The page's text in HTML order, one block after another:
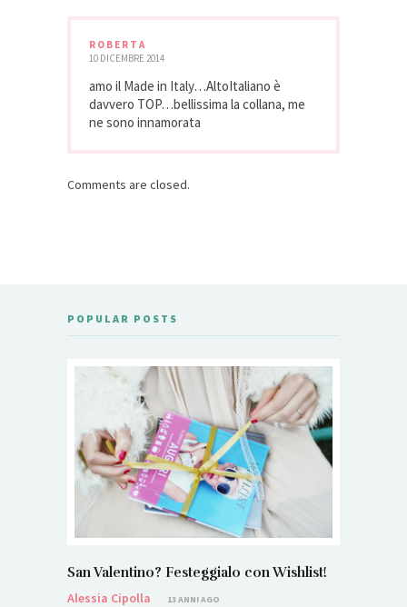
ROBERTA
10 DICEMBRE 2014
amo il Made in Italy…AltoItaliano è
davvero TOP…bellissima la collana, me
ne sono innamorata
Comments are closed.
POPULAR POSTS
San Valentino? Festeggialo con Wishlist!
Alessia Cipolla
13 ANNI AGO